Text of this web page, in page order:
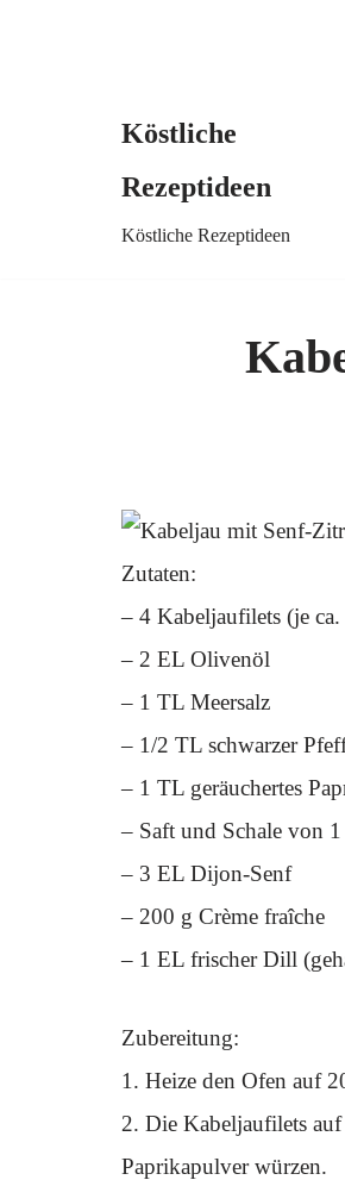
Köstliche
Rezeptideen
Köstliche Rezeptideen
Zutaten:
– 4 Kabeljaufilets (je
– 2 EL Olivenöl
– 1 TL Meersalz
– 1/2 TL schwarzer
– 1 TL geräuchertes
– Saft und Schale von
– 3 EL Dijon-Senf
– 200 g Crème fraîche
– 1 EL frischer Dill
Zubereitung:
1. Heize den Ofen auf
2. Die Kabeljaufilets
Paprikapulver würzen.